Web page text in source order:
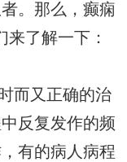
。那么，癫痫
了解一下：
而又正确的治
反复发作的频
有的病人病程